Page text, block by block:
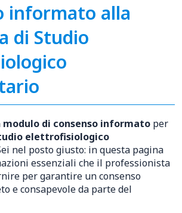
informato alla
di Studio
modulo di consenso informato per
elettrofisiologico
nel posto giusto: in questa pagina
essenziali che il professionista
per garantire un consenso
e consapevole da parte del